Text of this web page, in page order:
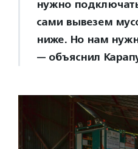
нужно
сами вывезем
ниже. Но нам
— объяснил